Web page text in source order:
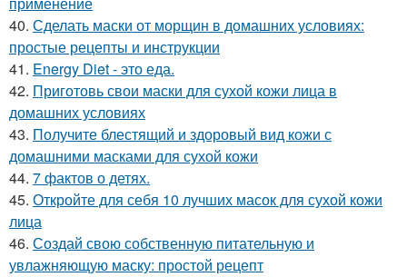
40. Сделать маски от морщин в домашних условиях:
простые рецепты и инструкции
41. Energy Diet - это еда.
42. Приготовь свои маски для сухой кожи лица в
домашних условиях
43. Получите блестящий и здоровый вид кожи с
домашними масками для сухой кожи
44. 7 фактов о детях.
45. Откройте для себя 10 лучших масок для сухой кожи
лица
46. Создай свою собственную питательную и
увлажняющую маску: простой рецепт